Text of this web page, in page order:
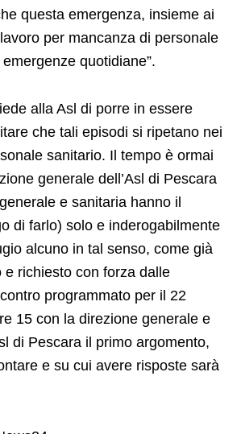
questa emergenza, insieme ai
per mancanza di personale
quotidiane”.
alla Asl di porre in essere
che tali episodi si ripetano nei
sanitario. Il tempo è ormai
generale dell’Asl di Pescara
e sanitaria hanno il
di farlo) solo e inderogabilmente
alcuno in tal senso, come già
e richiesto con forza dalle
programmato per il 22
15 con la direzione generale e
di Pescara il primo argomento,
e su cui avere risposte sarà